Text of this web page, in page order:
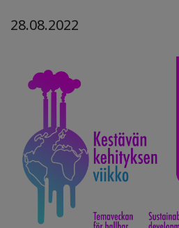
28.08.2022